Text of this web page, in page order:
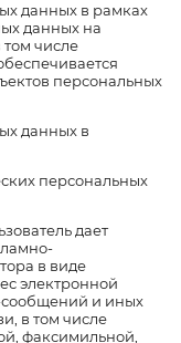
данных в рамках
данных на
том числе
персональных
данных в
персональных
дает
в виде
электронной
сообщений и иных
в том числе
факсимильной,